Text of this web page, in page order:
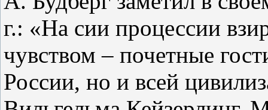
г.: «На сии процессии
чувством – почетные
России, но и всей